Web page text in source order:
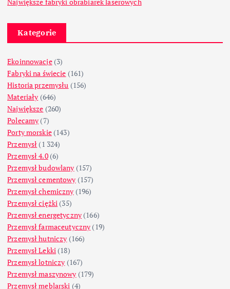
Największe fabryki obrabiarek laserowych
Kategorie
Ekoinnowacje(3)
Fabryki na świecie (161)
Historia przemysłu (156)
Materiały (646)
Największe (260)
Polecamy (7)
Porty morskie(143)
Przemysł (1 324)
Przemysł 4.0(6)
Przemysł budowlany (157)
Przemysł cementowy (157)
Przemysł chemiczny (196)
Przemysł ciężki (35)
Przemysł energetyczny (166)
Przemysł farmaceutyczny (19)
Przemysł hutniczy (166)
Przemysł Lekki (18)
Przemysł lotniczy (167)
Przemysł maszynowy (179)
Przemysł meblarski (4)